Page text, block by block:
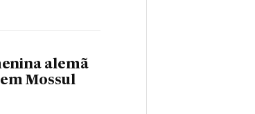
alemã
Mossul